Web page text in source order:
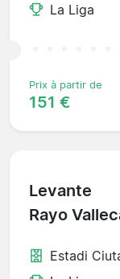
La Liga
Prix à partir de
151 €
Levante
Rayo
Estadi